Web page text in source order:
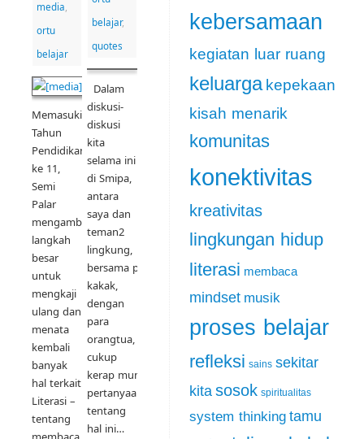
media
ortu
belajar
Memasuki
Tahun
Pendidikan
ke 11,
Semi
Palar
mengambil
langkah
besar
untuk
mengkaji
ulang dan
menata
kembali
banyak
hal terkait
Literasi –
tentang
belajar,
quotes
Dalam
diskusi-
diskusi
kita
selama ini
di Smipa,
antara
saya dan
teman2
lingkung,
bersama para
kakak,
dengan
para
orangtua,
cukup
kerap muncul
pertanyaan
tentang
hal ini…
kebersamaan
kegiatan luar ruang
keluarga kepekaan
kisah menarik
komunitas
konektivitas
kreativitas
lingkungan hidup
literasi membaca
mindset musik
proses belajar
refleksi sains sekitar
kitasosok spiritualitas
system thinking tamu